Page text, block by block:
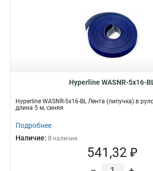
Hyperline WASNR-5x16-
Hyperline WASNR-5x16-BL Лента (липучка) в
длина 5 м, синяя
Подробнее
Наличие: В наличии
541,32 ₽